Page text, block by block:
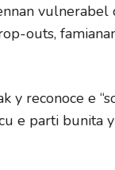
outs,
reconoce e
e parti bunita